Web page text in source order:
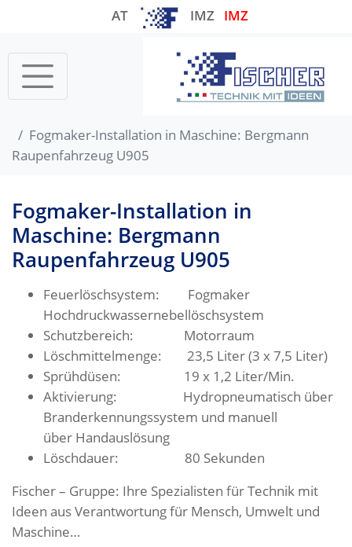
AT IMZ IMZ
Fogmaker-Installation in Maschine: Bergmann
Raupenfahrzeug U905
Fogmaker-Installation in
Maschine: Bergmann
Raupenfahrzeug U905
Feuerlöschsystem: Fogmaker
Hochdruckwassernebellöschsystem
Schutzbereich: Motorraum
Löschmittelmenge: 23,5 Liter (3 x 7,5 Liter)
Sprühdüsen: 19 x 1,2 Liter/Min.
Aktivierung: Hydropneumatisch über
Branderkennungssystem und manuell
über Handauslösung
Löschdauer: 80 Sekunden
Fischer – Gruppe: Ihre Spezialisten für Technik mit
Ideen aus Verantwortung für Mensch, Umwelt und
Maschine…